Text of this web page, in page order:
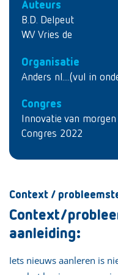
Auteurs
B.D. Delpeut
W.V Vries de
Organisatie
Anders nl....(vul in
Congres
Innovatie van
Congres 2022
Context /
Context/
aanleiding:
Iets nieuws aanleren is